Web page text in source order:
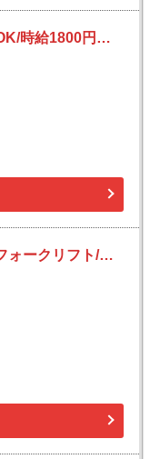
【深夜】21時～翌6時など/週3日～OK/時給1800円★/残業ほぼナシ!/資格活かせる/フォークリフト/食品の運搬
【日勤】8時～17時半/時給1500円/フォークリフト/土日祝休み/残業ほぼナシ/チラシ等の入出庫